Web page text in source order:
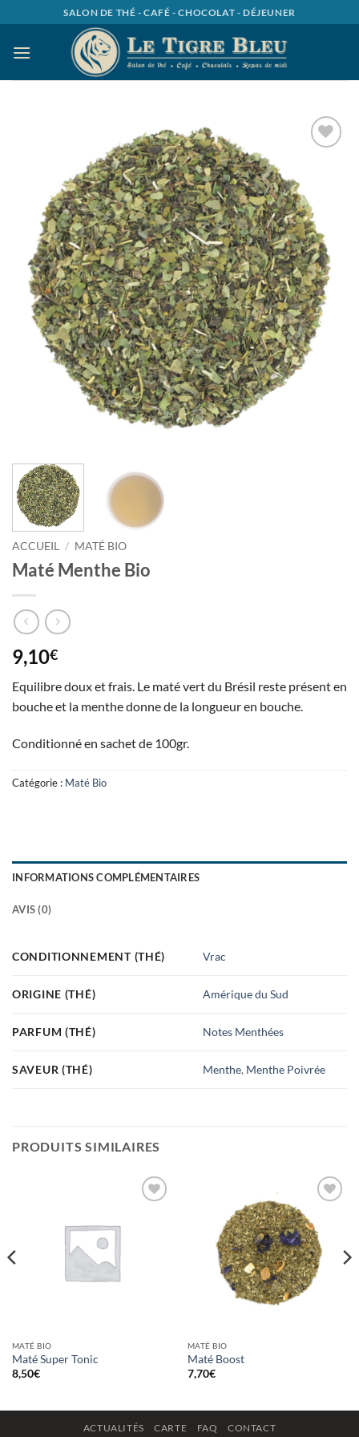
au
contenu
SALON DE THÉ - CAFÉ - CHOCOLAT - DÉJEUNER
wishlist
ACCUEIL / MATÉ BIO
Maté Menthe Bio
9,10€
Equilibre doux et frais. Le maté vert du Brésil reste présent en
bouche et la menthe donne de la longueur en bouche.
Conditionné en sachet de 100gr.
Catégorie : Maté Bio
INFORMATIONS COMPLÉMENTAIRES
AVIS (0)
CONDITIONNEMENT (THÉ) Vrac
ORIGINE (THÉ) Amérique du Sud
PARFUM (THÉ) Notes Menthées
SAVEUR (THÉ) Menthe, Menthe Poivrée
PRODUITS SIMILAIRES
MATÉ BIO
Maté Super Tonic
8,50€
wishlist
MATÉ BIO
Maté Boost
7,70€
ACTUALITÉS CARTE FAQ CONTACT